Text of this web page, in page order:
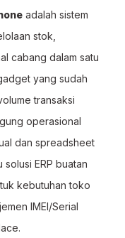
adalah sistem
stok,
cabang dalam satu
yang sudah
transaksi
operasional
dan spreadsheet
solusi ERP buatan
kebutuhan toko
IMEI/Serial